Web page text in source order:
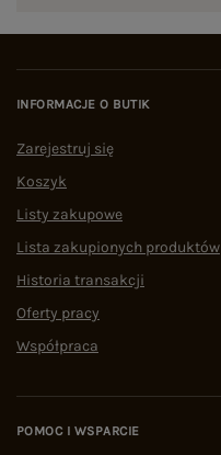
INFORMACJE O BUTIK
Zarejestruj się
Koszyk
Listy zakupowe
Lista zakupionych produktów
Historia transakcji
Oferty pracy
Współpraca
POMOC I WSPARCIE